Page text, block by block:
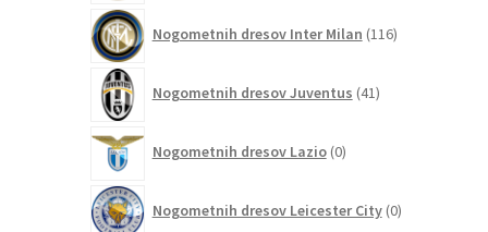
Nogometnih dresov Inter Milan 116izdelkov
Nogometnih dresov Juventus 41izdelkov
Nogometnih dresov Lazio 0izdelkov
Nogometnih dresov Leicester City 0izdelkov